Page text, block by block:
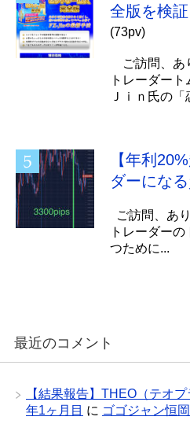
全版を検
(73pv)
ご訪問、あ
トレーダー
Ｊｉｎ氏の「
【年利
ダーにな
ご訪問、あ
トレーダー
つために...
最近のコメント
【結果報告】THEO（テオ
年1ヶ月目 に ゴゴジャン恒岡